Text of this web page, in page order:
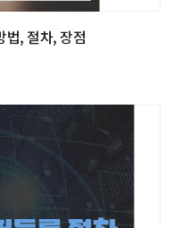
법, 절차, 장점